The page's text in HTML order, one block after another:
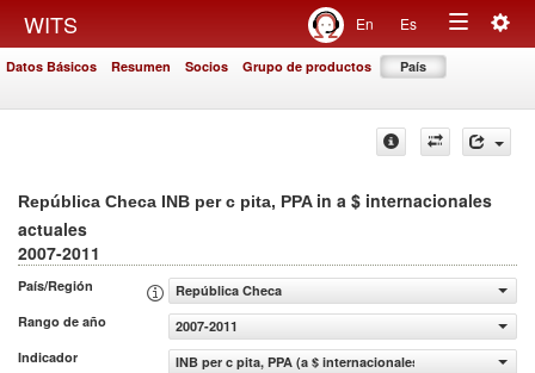
WITS En Es
Toggle
Datos Básicos Resumen Socios Grupo de productos País
República Checa INB per c pita, PPA in a $ internacionales
actuales
2007-2011
País/Región
República Checa
Rango de año
2007-2011
Indicador
INB per c pita, PPA (a $ internacionales actuales)